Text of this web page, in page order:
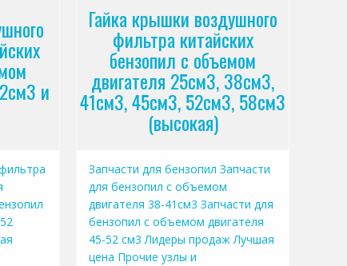
и
Гайка крышки воздушного
фильтра китайских
бензопил с объемом
двигателя 25см3, 38см3,
41см3, 45см3, 52см3, 58см3
(высокая)
Запчасти для бензопил Запчасти
для бензопил с объемом
двигателя 38-41см3 Запчасти для
бензопил с объемом двигателя
45-52 см3 Лидеры продаж Лучшая
цена Прочие узлы и